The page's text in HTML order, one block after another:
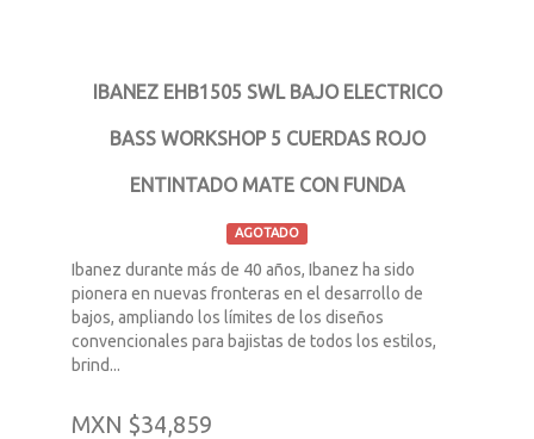
IBANEZ EHB1505 SWL BAJO ELECTRICO
BASS WORKSHOP 5 CUERDAS ROJO
ENTINTADO MATE CON FUNDA
AGOTADO
Ibanez durante más de 40 años, Ibanez ha sido
pionera en nuevas fronteras en el desarrollo de
bajos, ampliando los límites de los diseños
convencionales para bajistas de todos los estilos,
brind...
MXN $34,859